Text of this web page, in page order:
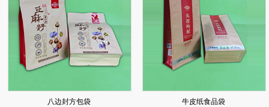
八边封方包袋 牛皮纸食品袋